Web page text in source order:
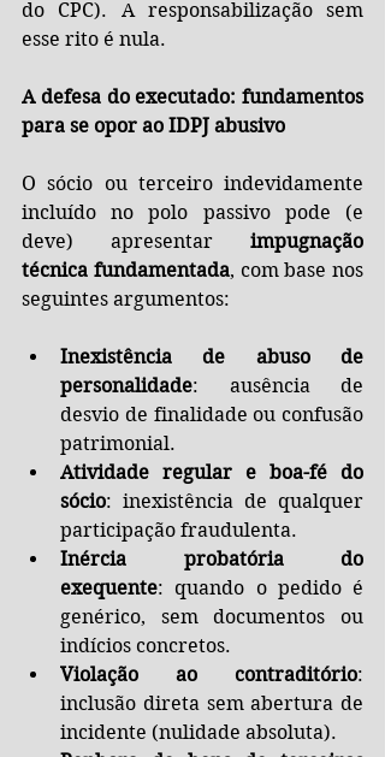
do CPC). A responsabilização sem
esse rito é nula.
A defesa do executado: fundamentos
para se opor ao IDPJ abusivo
O sócio ou terceiro indevidamente
incluído no polo passivo pode (e
deve) apresentar impugnação
técnica fundamentada, com base nos
seguintes argumentos:
Inexistência de abuso de
personalidade: ausência de
desvio de finalidade ou confusão
patrimonial.
Atividade regular e boa-fé do
sócio: inexistência de qualquer
participação fraudulenta.
Inércia probatória do
exequente: quando o pedido é
genérico, sem documentos ou
indícios concretos.
Violação ao contraditório:
inclusão direta sem abertura de
incidente (nulidade absoluta).